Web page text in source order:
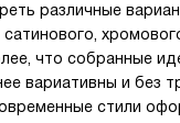
различные
что собранные
вариативны и без
стили